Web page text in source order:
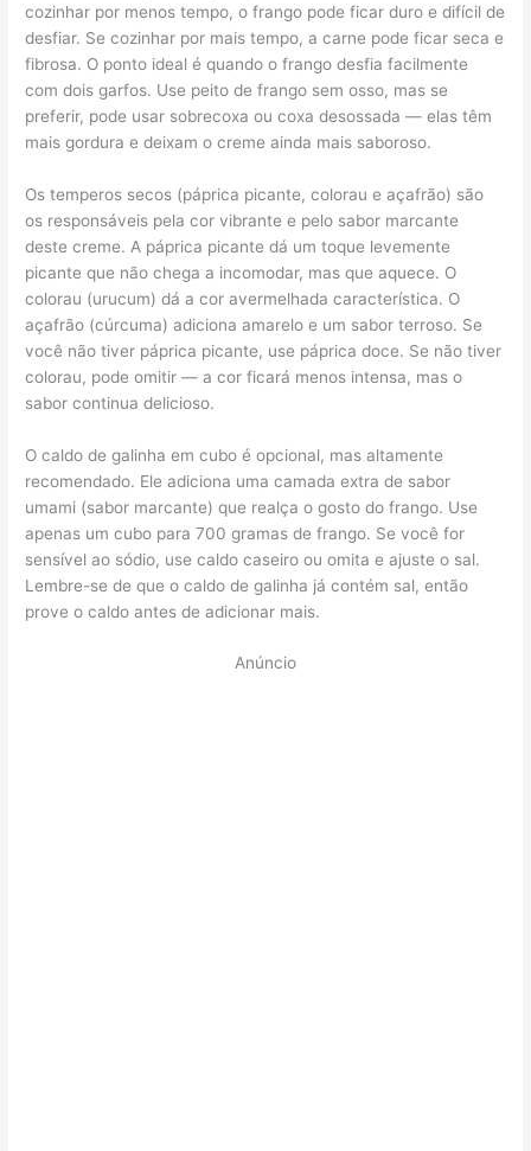
cozinhar por menos tempo, o frango pode ficar duro e difícil de
desfiar. Se cozinhar por mais tempo, a carne pode ficar seca e
fibrosa. O ponto ideal é quando o frango desfia facilmente
com dois garfos. Use peito de frango sem osso, mas se
preferir, pode usar sobrecoxa ou coxa desossada — elas têm
mais gordura e deixam o creme ainda mais saboroso.
Os temperos secos (páprica picante, colorau e açafrão) são
os responsáveis pela cor vibrante e pelo sabor marcante
deste creme. A páprica picante dá um toque levemente
picante que não chega a incomodar, mas que aquece. O
colorau (urucum) dá a cor avermelhada característica. O
açafrão (cúrcuma) adiciona amarelo e um sabor terroso. Se
você não tiver páprica picante, use páprica doce. Se não tiver
colorau, pode omitir — a cor ficará menos intensa, mas o
sabor continua delicioso.
O caldo de galinha em cubo é opcional, mas altamente
recomendado. Ele adiciona uma camada extra de sabor
umami (sabor marcante) que realça o gosto do frango. Use
apenas um cubo para 700 gramas de frango. Se você for
sensível ao sódio, use caldo caseiro ou omita e ajuste o sal.
Lembre-se de que o caldo de galinha já contém sal, então
prove o caldo antes de adicionar mais.
Anúncio